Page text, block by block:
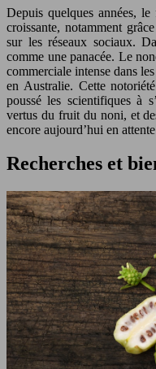
Depuis quelques années,
croissante, notamment
sur les réseaux sociaux.
comme une panacée. Le
commerciale intense dans
en Australie. Cette
poussé les scientifiques à
vertus du fruit du noni, et
encore aujourd’hui en
Recherches et